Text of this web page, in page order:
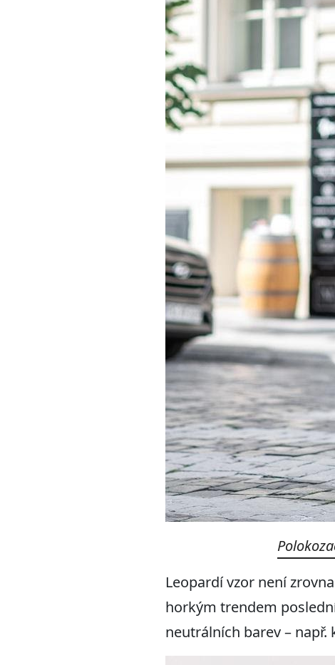
Leopardí vzor není
horkým trendem
neutrálních barev –